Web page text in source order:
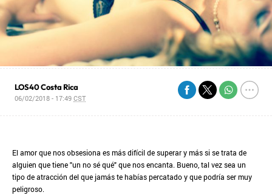
LOS40 Costa Rica
06/02/2018 - 17:49CST
El amor que nos obsesiona es más difícil de superar y más si se trata de
alguien que tiene "un no sé qué" que nos encanta. Bueno, tal vez sea un
tipo de atracción del que jamás te habías percatado y que podría ser muy
peligroso.